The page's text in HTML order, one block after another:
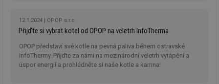
12.1.2024 OPOP s.r.o.
Přijďte si vybrat kotel od OPOP na veletrh InfoTherma
OPOP představí své kotle na pevná paliva během ostravské
InfoThermy. Přijďte za námi na mezinárodní veletrh vytápění a
úspor energií a prohlédněte si naše kotle a kamna!